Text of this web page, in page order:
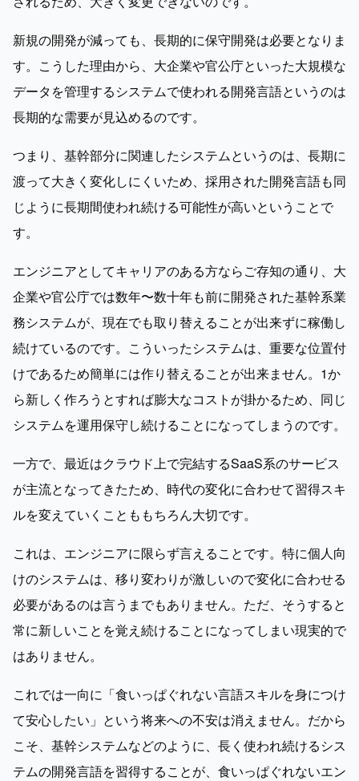
新規の開発が減っても、長期的に保守開発は必要となりま
す。こうした理由から、大企業や官公庁といった大規模な
データを管理するシステムで使われる開発言語というのは
長期的な需要が見込めるのです。
つまり、基幹部分に関連したシステムというのは、長期に
渡って大きく変化しにくいため、採用された開発言語も同
じように長期間使われ続ける可能性が高いということで
す。
エンジニアとしてキャリアのある方ならご存知の通り、大
企業や官公庁では数年〜数十年も前に開発された基幹系業
務システムが、現在でも取り替えることが出来ずに稼働し
続けているのです。こういったシステムは、重要な位置付
けであるため簡単には作り替えることが出来ません。1か
ら新しく作ろうとすれば膨大なコストが掛かるため、同じ
システムを運用保守し続けることになってしまうのです。
一方で、最近はクラウド上で完結するSaaS系のサービス
が主流となってきたため、時代の変化に合わせて習得スキ
ルを変えていくことももちろん大切です。
これは、エンジニアに限らず言えることです。特に個人向
けのシステムは、移り変わりが激しいので変化に合わせる
必要があるのは言うまでもありません。ただ、そうすると
常に新しいことを覚え続けることになってしまい現実的で
はありません。
これでは一向に「食いっぱぐれない言語スキルを身につけ
て安心したい」という将来への不安は消えません。だから
こそ、基幹システムなどのように、長く使われ続けるシス
テムの開発言語を習得することが、食いっぱぐれないエン